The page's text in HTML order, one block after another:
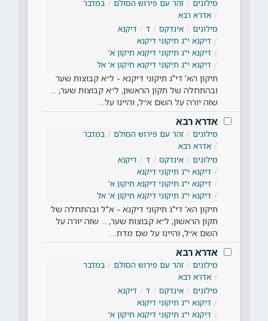
מילונים זהר עם פירוש הסולם
במדבר
אדרא רבא
מילונים
אינדקס ד
דיקנא
דיקנא י"ג תיקוני דיקנא
דיקנא י"ג תיקוני דיקנא תיקון א'
דיקנא י"ג תיקוני דיקנא תיקון א' אל
תיקון הא' די"ג תיקוני דיקנא - ל״א קבוצות שער
ובהתחלה של תקון הראשון, ל״א קבוצות שער, ...
שזה יורה על השם א״ל, והיינו על…
אדרא רבא
מילונים זהר עם פירוש הסולם
במדבר
אדרא רבא
מילונים
אינדקס ד
דיקנא
דיקנא י"ג תיקוני דיקנא
דיקנא י"ג תיקוני דיקנא תיקון א'
דיקנא י"ג תיקוני דיקנא תיקון א' אל
תיקון הא' די"ג תיקוני דיקנא - א"ל ובהתחלה של
תקון הראשון, ל״א קבוצות שער, ... שזה יורה על
השם א״ל, והיינו על שם מדת…
אדרא רבא
מילונים זהר עם פירוש הסולם
במדבר
אדרא רבא
מילונים
אינדקס ד
דיקנא
דיקנא י"ג תיקוני דיקנא
דיקנא י"ג תיקוני דיקנא תיקון א'